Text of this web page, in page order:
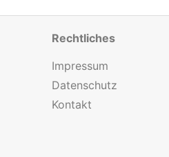
Rechtliches
Impressum
Datenschutz
Kontakt